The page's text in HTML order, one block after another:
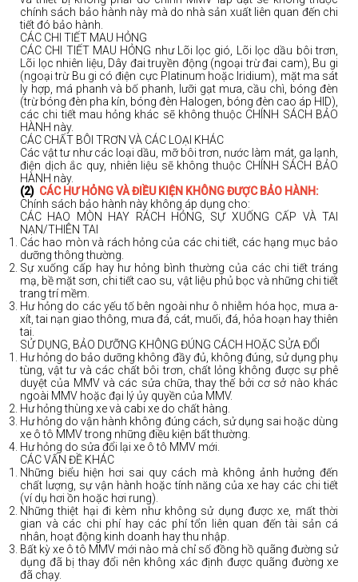
chính sách bảo hành này mà do nhà sản xuất liên quan đến chi
tiết đó bảo hành.
CÁC CHI TIẾT MAU HỎNG
CÁC CHI TIẾT MAU HỎNG như Lõi lọc gió, Lõi lọc dầu bôi trơn,
Lõi lọc nhiên liệu, Dây đai truyền động (ngoại trừ đai cam), Bu gi
(ngoại trừ Bu gi có điện cực Platinum hoặc Iridium), mặt ma sát
ly hợp, má phanh và bố phanh, lưỡi gạt mưa, cầu chì, bóng đèn
(trừ bóng đèn pha kín, bóng đèn Halogen, bóng đèn cao áp HID),
các chi tiết mau hỏng khác sẽ không thuộc CHÍNH SÁCH BẢO
HÀNH này.
CÁC CHẤT BÔI TRƠN VÀ CÁC LOẠI KHÁC
Các vật tư như các loại dầu, mỡ bôi trơn, nước làm mát, ga lạnh,
điện dịch ắc quy, nhiên liệu sẽ không thuộc CHÍNH SÁCH BẢO
HÀNH này.
(2) CÁC HƯ HỎNG VÀ ĐIỀU KIỆN KHÔNG ĐƯỢC BẢO HÀNH:
Chính sách bảo hành này không áp dụng cho:
CÁC HAO MÒN HAY RÁCH HỎNG, SỰ XUỐNG CẤP VÀ TAI
NẠN/THIÊN TAI
Các hao mòn và rách hỏng của các chi tiết, các hạng mục bảo
dưỡng thông thường.
Sự xuống cấp hay hư hỏng bình thường của các chi tiết tráng
mạ, bề mặt sơn, chi tiết cao su, vật liệu phủ bọc và những chi tiết
trang trí mềm.
Hư hỏng do các yếu tố bên ngoài như ô nhiễm hóa học, mưa a-
xít, tai nạn giao thông, mưa đá, cát, muối, đá, hỏa hoạn hay thiên
tai.
SỬ DỤNG, BẢO DƯỠNG KHÔNG ĐÚNG CÁCH HOẶC SỬA ĐỔI
Hư hỏng do bảo dưỡng không đầy đủ, không đúng, sử dụng phụ
tùng, vật tư và các chất bôi trơn, chất lỏng không được sự phê
duyệt của MMV và các sửa chữa, thay thế bởi cơ sở nào khác
ngoài MMV hoặc đại lý ủy quyền của MMV.
Hư hỏng thùng xe và cabi xe do chất hàng.
Hư hỏng do vận hành không đúng cách, sử dụng sai hoặc dùng
xe ô tô MMV trong những điều kiện bất thường.
Hư hỏng do sửa đổi lại xe ô tô MMV mới.
CÁC VẤN ĐỀ KHÁC
Những biểu hiện hơi sai quy cách mà không ảnh hưởng đến
chất lượng, sự vận hành hoặc tính năng của xe hay các chi tiết
(ví dụ hơi ồn hoặc hơi rung).
Những thiệt hại đi kèm như không sử dụng được xe, mất thời
gian và các chi phí hay các phí tổn liên quan đến tài sản cá
nhân, hoạt động kinh doanh hay thu nhập.
Bất kỳ xe ô tô MMV mới nào mà chỉ số đồng hồ quãng đường sử
dụng đã bị thay đổi nên không xác định được quãng đường xe
đã chạy.